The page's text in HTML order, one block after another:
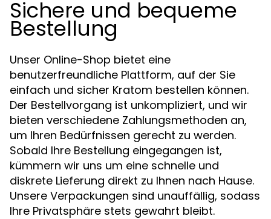
Sichere und bequeme
Bestellung
Unser Online-Shop bietet eine
benutzerfreundliche Plattform, auf der Sie
einfach und sicher Kratom bestellen können.
Der Bestellvorgang ist unkompliziert, und wir
bieten verschiedene Zahlungsmethoden an,
um Ihren Bedürfnissen gerecht zu werden.
Sobald Ihre Bestellung eingegangen ist,
kümmern wir uns um eine schnelle und
diskrete Lieferung direkt zu Ihnen nach Hause.
Unsere Verpackungen sind unauffällig, sodass
Ihre Privatsphäre stets gewahrt bleibt.